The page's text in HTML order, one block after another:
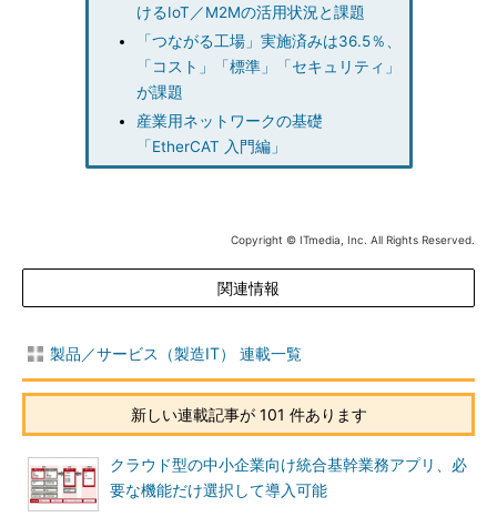
けるIoT／M2Mの活用状況と課題
「つながる工場」実施済みは36.5％、
「コスト」「標準」「セキュリティ」
が課題
産業用ネットワークの基礎
「EtherCAT 入門編」
Copyright © ITmedia, Inc. All Rights Reserved.
関連情報
製品／サービス（製造IT） 連載一覧
新しい連載記事が 101 件あります
クラウド型の中小企業向け統合基幹業務アプリ、必
要な機能だけ選択して導入可能